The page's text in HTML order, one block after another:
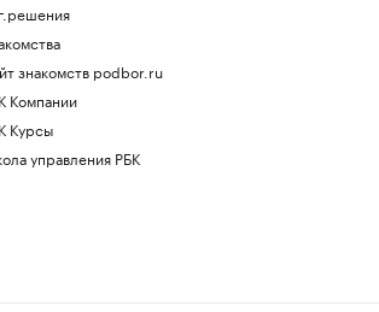
знакомств podbor.ru
Компании
Курсы
управления РБК